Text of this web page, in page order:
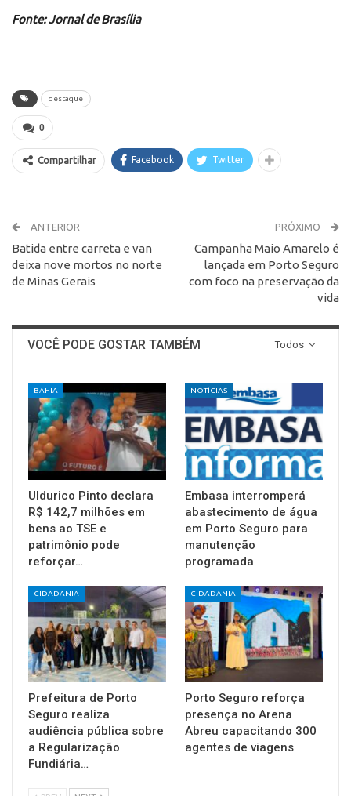
Fonte: Jornal de Brasília
destaque
0
Compartilhar Facebook Twitter
ANTERIOR
Batida entre carreta e van
deixa nove mortos no norte
de Minas Gerais
PRÓXIMO
Campanha Maio Amarelo é
lançada em Porto Seguro
com foco na preservação da
vida
Todos
VOCÊ PODE GOSTAR TAMBÉM
BAHIA
Uldurico Pinto declara
R$ 142,7 milhões em
bens ao TSE e
patrimônio pode
reforçar…
NOTÍCIAS
Embasa interromperá
abastecimento de água
em Porto Seguro para
manutenção
programada
CIDADANIA
Prefeitura de Porto
Seguro realiza
audiência pública sobre
a Regularização
Fundiária…
CIDADANIA
Porto Seguro reforça
presença no Arena
Abreu capacitando 300
agentes de viagens